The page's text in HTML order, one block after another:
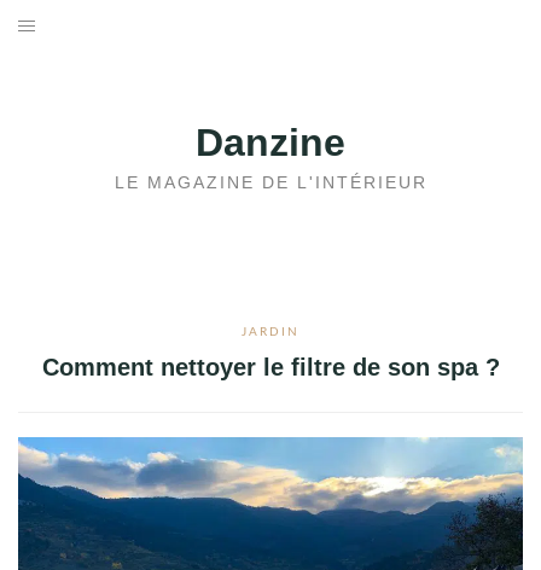
Danzine
LE MAGAZINE DE L'INTÉRIEUR
JARDIN
Comment nettoyer le filtre de son spa ?